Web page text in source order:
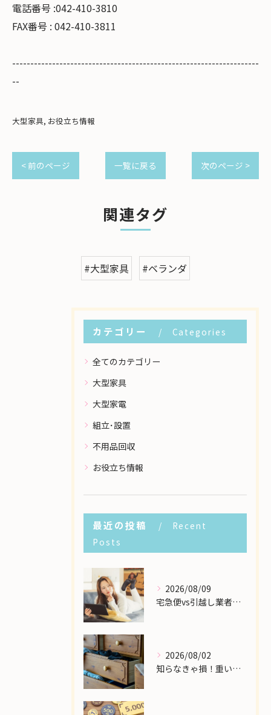
電話番号 :042-410-3810
FAX番号 : 042-410-3811
--------------------------------------------------------------------
--
大型家具 お役立ち情報
< 前のページ 一覧に戻る 次のページ >
関連タグ
#大型家具 #ベランダ
カテゴリー Categories
全てのカテゴリー
大型家具
大型家電
組立･設置
不用品回収
お役立ち情報
最近の投稿
Recent
Posts
2026/08/09
宅急便vs引越し業者！個人の大型家具配送で一番安いのはどこ？
2026/08/02
知らなきゃ損！重い大型家具の配送費用を格安に抑える裏ワザ